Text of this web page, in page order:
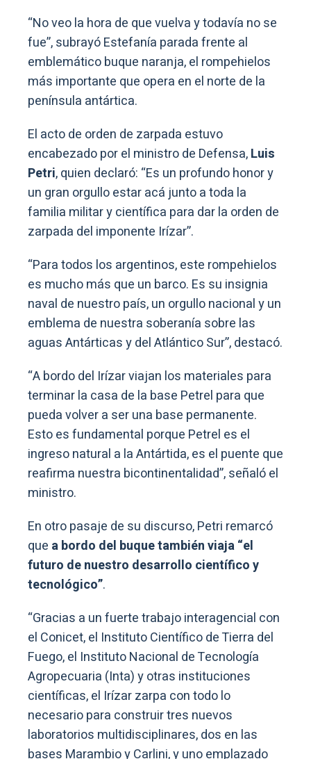
“No veo la hora de que vuelva y todavía no se
fue”, subrayó Estefanía parada frente al
emblemático buque naranja, el rompehielos
más importante que opera en el norte de la
península antártica.
El acto de orden de zarpada estuvo
encabezado por el ministro de Defensa,Luis
Petri, quien declaró: “Es un profundo honor y
un gran orgullo estar acá junto a toda la
familia militar y científica para dar la orden de
zarpada del imponente Irízar”.
“Para todos los argentinos, este rompehielos
es mucho más que un barco. Es su insignia
naval de nuestro país, un orgullo nacional y un
emblema de nuestra soberanía sobre las
aguas Antárticas y del Atlántico Sur”, destacó.
“A bordo del Irízar viajan los materiales para
terminar la casa de la base Petrel para que
pueda volver a ser una base permanente.
Esto es fundamental porque Petrel es el
ingreso natural a la Antártida, es el puente que
reafirma nuestra bicontinentalidad”, señaló el
ministro.
En otro pasaje de su discurso, Petri remarcó
que a bordo del buque también viaja “el
futuro de nuestro desarrollo científico y
tecnológico”.
“Gracias a un fuerte trabajo interagencial con
el Conicet, el Instituto Científico de Tierra del
Fuego, el Instituto Nacional de Tecnología
Agropecuaria (Inta) y otras instituciones
científicas, el Irízar zarpa con todo lo
necesario para construir tres nuevos
laboratorios multidisciplinares, dos en las
bases Marambio y Carlini, y uno emplazado